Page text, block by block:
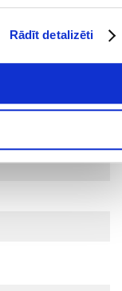
Rādīt detalizēti